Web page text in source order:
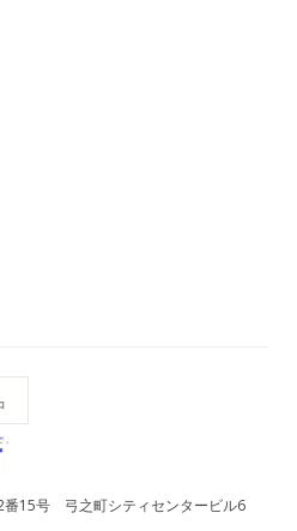
15号 弓之町シティセンタービル6